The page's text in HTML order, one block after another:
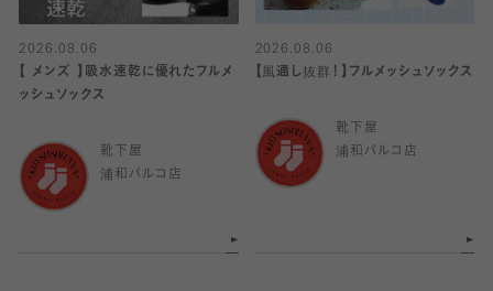
2026.08.06
【 メンズ 】吸水速乾に優れたフルメ
ッシュソックス
靴下屋
浦和パルコ店
2026.08.06
【風通し抜群！】フルメッシュソックス
靴下屋
浦和パルコ店